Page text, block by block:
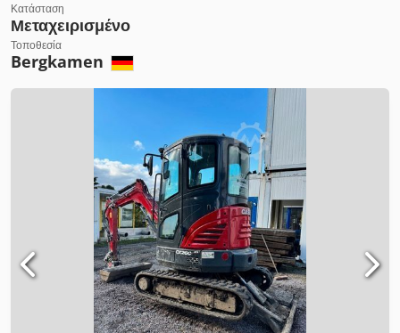
Κατάσταση
Μεταχειρισμένο
Τοποθεσία
Bergkamen